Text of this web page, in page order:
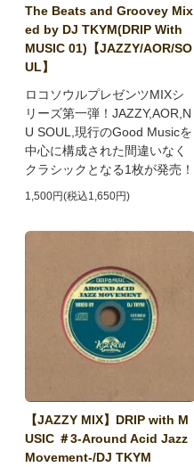
The Beats and Groovey Mix
ed by DJ TKYM(DRIP With
MUSIC 01)【JAZZY/AOR/SO
UL】
ロコソウルプレゼンツMIXシ
リーズ第一弾！JAZZY,AOR,N
U SOUL,現行のGood Musicを
中心に構成された間違いなく
クラシックとなる1枚が発売！
1,500円(税込1,650円)
【JAZZY MIX】DRIP with M
USIC ＃3-Around Acid Jazz
Movement-/DJ TKYM